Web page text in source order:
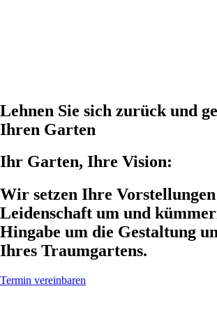
Lehnen Sie sich zurück und
Ihren Garten
Ihr Garten, Ihre Vision:
Wir setzen Ihre
Leidenschaft um und
Hingabe um die Gestaltung
Ihres Traumgartens.
Termin vereinbaren